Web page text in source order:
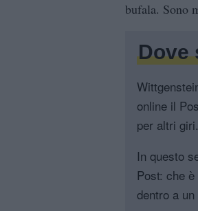
bufala. Sono
Dove
online il
per altri giri.
In questo
Post: che
dentro a